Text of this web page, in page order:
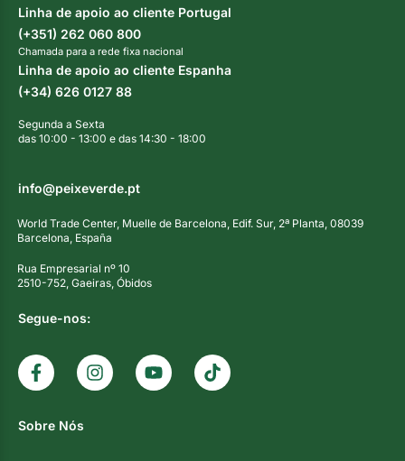
Linha de apoio ao cliente Portugal
(+351) 262 060 800
Chamada para a rede fixa nacional
Linha de apoio ao cliente Espanha
(+34) 626 0127 88
Segunda a Sexta
das 10:00 - 13:00 e das 14:30 - 18:00
info@peixeverde.pt
World Trade Center, Muelle de Barcelona, Edif. Sur, 2ª Planta, 08039
Barcelona, España
Rua Empresarial nº 10
2510-752, Gaeiras, Óbidos
Segue-nos:
Sobre Nós